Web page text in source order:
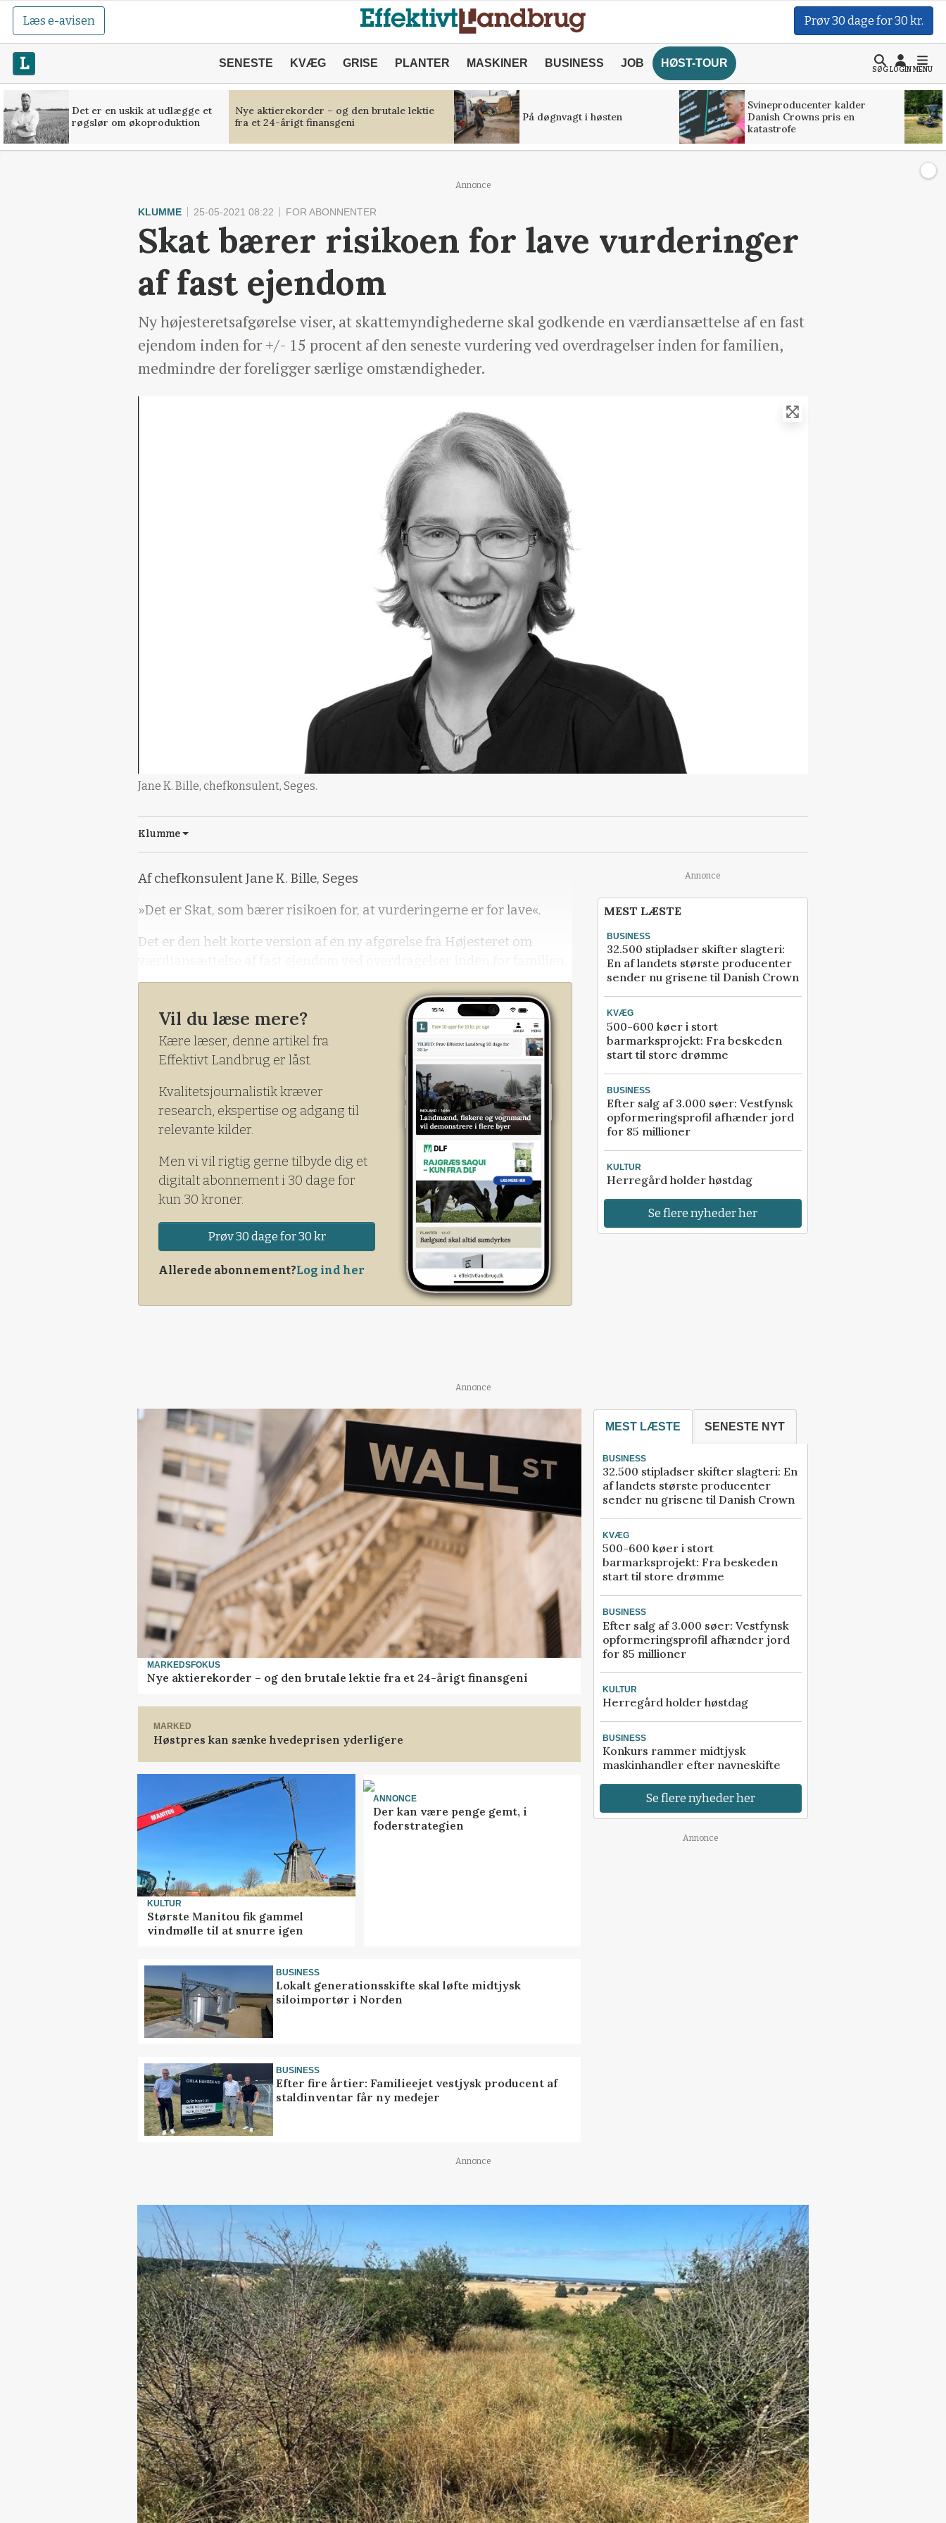
Læs e-avisen Prøv 30 dage for 30 kr.
SENESTE KVÆG GRISE PLANTER MASKINER BUSINESS JOB HØST-TOUR
SØGLOGINMENU
Det er en uskik at udlægge et
røgslør om økoproduktion
Nye aktierekorder – og den brutale lektie
fra et 24-årigt finansgeni
På døgnvagt i høsten
Svineproducenter kalder
Danish Crowns pris en
katastrofe
Annonce
KLUMME 25-05-2021 08:22 FOR ABONNENTER
Skat bærer risikoen for lave vurderinger
af fast ejendom
Ny højesteretsafgørelse viser, at skattemyndighederne skal godkende en værdiansættelse af en fast
ejendom inden for +/- 15 procent af den seneste vurdering ved overdragelser inden for familien,
medmindre der foreligger særlige omstændigheder.
Jane K. Bille, chefkonsulent, Seges.
Klumme
Af chefkonsulent Jane K. Bille, Seges
»Det er Skat, som bærer risikoen for, at vurderingerne er for lave«.
Det er den helt korte version af en ny afgørelse fra Højesteret om
Vil du læse mere?
Kære læser, denne artikel fra
Effektivt Landbrug er låst.
Kvalitetsjournalistik kræver
research, ekspertise og adgang til
relevante kilder.
Men vi vil rigtig gerne tilbyde dig et
digitalt abonnement i 30 dage for
kun 30 kroner.
Prøv 30 dage for 30 kr
Allerede abonnement?Log ind her
Annonce
MEST LÆSTE
BUSINESS
32.500 stipladser skifter slagteri:
En af landets største producenter
sender nu grisene til Danish Crown
KVÆG
500-600 køer i stort
barmarksprojekt: Fra beskeden
start til store drømme
BUSINESS
Efter salg af 3.000 søer: Vestfynsk
opformeringsprofil afhænder jord
for 85 millioner
KULTUR
Herregård holder høstdag
Se flere nyheder her
Annonce
MARKEDSFOKUS
Nye aktierekorder – og den brutale lektie fra et 24-årigt finansgeni
MARKED
Høstpres kan sænke hvedeprisen yderligere
KULTUR
Største Manitou fik gammel
vindmølle til at snurre igen
ANNONCE
Der kan være penge gemt, i
foderstrategien
BUSINESS
Lokalt generationsskifte skal løfte midtjysk
siloimportør i Norden
BUSINESS
Efter fire årtier: Familieejet vestjysk producent af
staldinventar får ny medejer
MEST LÆSTE SENESTE NYT
BUSINESS
32.500 stipladser skifter slagteri: En
af landets største producenter
sender nu grisene til Danish Crown
KVÆG
500-600 køer i stort
barmarksprojekt: Fra beskeden
start til store drømme
BUSINESS
Efter salg af 3.000 søer: Vestfynsk
opformeringsprofil afhænder jord
for 85 millioner
KULTUR
Herregård holder høstdag
BUSINESS
Konkurs rammer midtjysk
maskinhandler efter navneskifte
Se flere nyheder her
Annonce
Annonce